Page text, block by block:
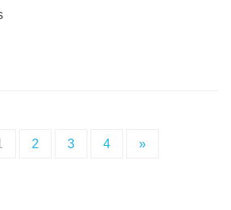
2 3 4 »